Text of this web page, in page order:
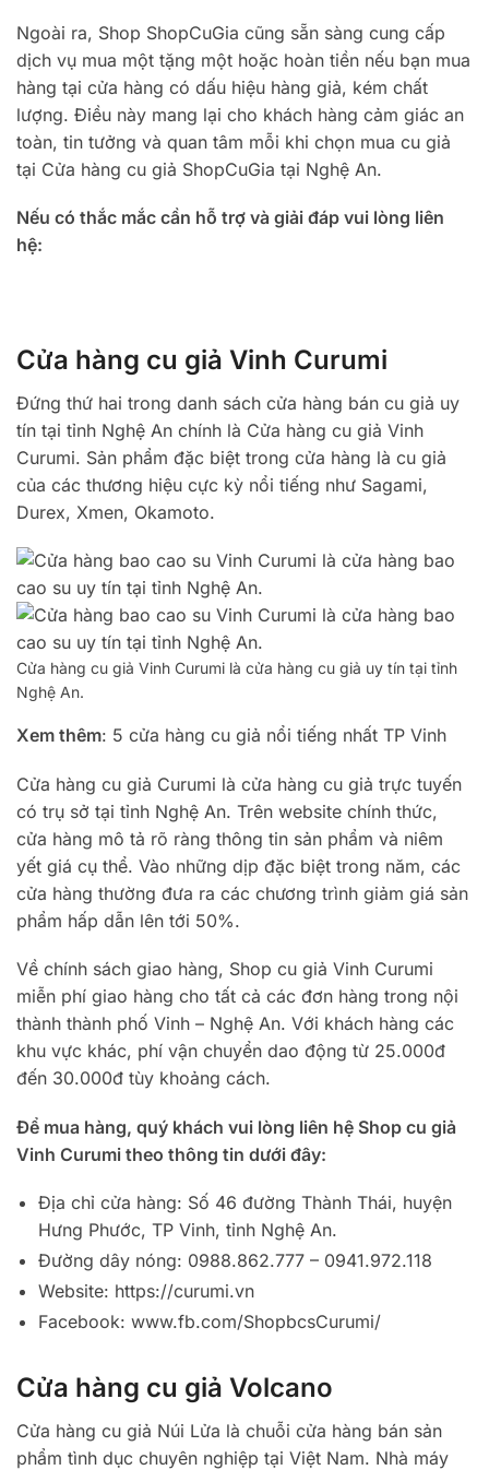
Ngoài ra, Shop ShopCuGia cũng sẵn sàng cung cấp
dịch vụ mua một tặng một hoặc hoàn tiền nếu bạn mua
hàng tại cửa hàng có dấu hiệu hàng giả, kém chất
lượng. Điều này mang lại cho khách hàng cảm giác an
toàn, tin tưởng và quan tâm mỗi khi chọn mua cu giả
tại Cửa hàng cu giả ShopCuGia tại Nghệ An.
Nếu có thắc mắc cần hỗ trợ và giải đáp vui lòng liên
hệ:
Cửa hàng cu giả Vinh Curumi
Đứng thứ hai trong danh sách cửa hàng bán cu giả uy
tín tại tỉnh Nghệ An chính là Cửa hàng cu giả Vinh
Curumi. Sản phẩm đặc biệt trong cửa hàng là cu giả
của các thương hiệu cực kỳ nổi tiếng như Sagami,
Durex, Xmen, Okamoto.
Cửa hàng cu giả Vinh Curumi là cửa hàng cu giả uy tín tại tỉnh
Nghệ An.
Xem thêm: 5 cửa hàng cu giả nổi tiếng nhất TP Vinh
Cửa hàng cu giả Curumi là cửa hàng cu giả trực tuyến
có trụ sở tại tỉnh Nghệ An. Trên website chính thức,
cửa hàng mô tả rõ ràng thông tin sản phẩm và niêm
yết giá cụ thể. Vào những dịp đặc biệt trong năm, các
cửa hàng thường đưa ra các chương trình giảm giá sản
phẩm hấp dẫn lên tới 50%.
Về chính sách giao hàng, Shop cu giả Vinh Curumi
miễn phí giao hàng cho tất cả các đơn hàng trong nội
thành thành phố Vinh – Nghệ An. Với khách hàng các
khu vực khác, phí vận chuyển dao động từ 25.000đ
đến 30.000đ tùy khoảng cách.
Để mua hàng, quý khách vui lòng liên hệ Shop cu giả
Vinh Curumi theo thông tin dưới đây:
Địa chỉ cửa hàng: Số 46 đường Thành Thái, huyện
Hưng Phước, TP Vinh, tỉnh Nghệ An.
Đường dây nóng: 0988.862.777 – 0941.972.118
Website: https://curumi.vn
Facebook: www.fb.com/ShopbcsCurumi/
Cửa hàng cu giả Volcano
Cửa hàng cu giả Núi Lửa là chuỗi cửa hàng bán sản
phẩm tình dục chuyên nghiệp tại Việt Nam. Nhà máy